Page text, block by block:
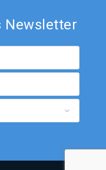
Newsletter